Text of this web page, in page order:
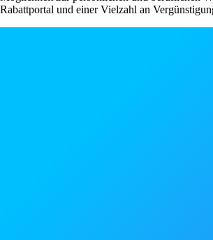
Rabattportal und einer Vielzahl an